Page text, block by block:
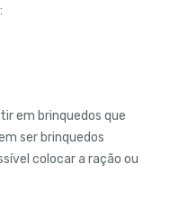
em brinquedos que
ser brinquedos
colocar a ração ou